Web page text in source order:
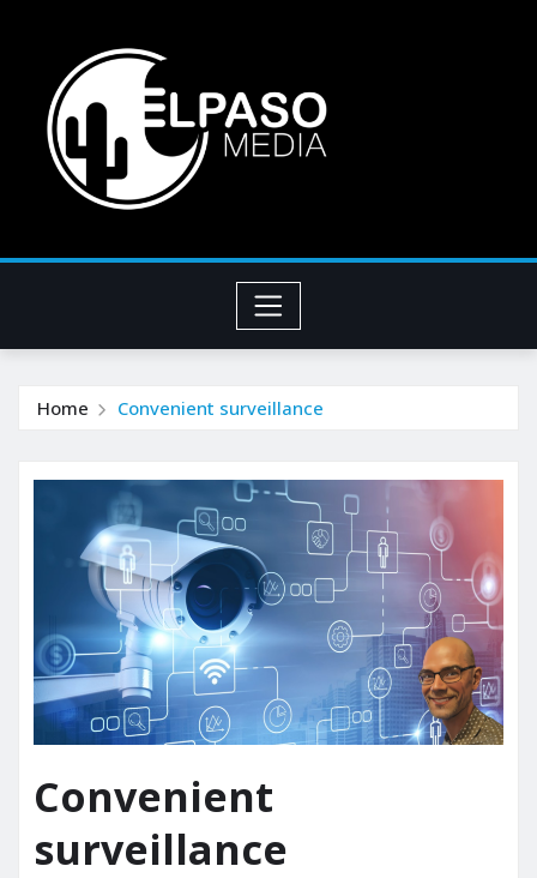
Home Convenient surveillance
Convenient
surveillance